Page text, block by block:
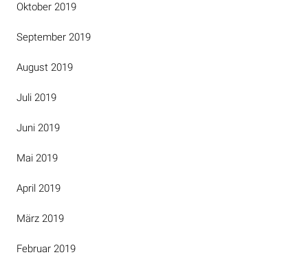
Oktober 2019
September 2019
August 2019
Juli 2019
Juni 2019
Mai 2019
April 2019
März 2019
Februar 2019